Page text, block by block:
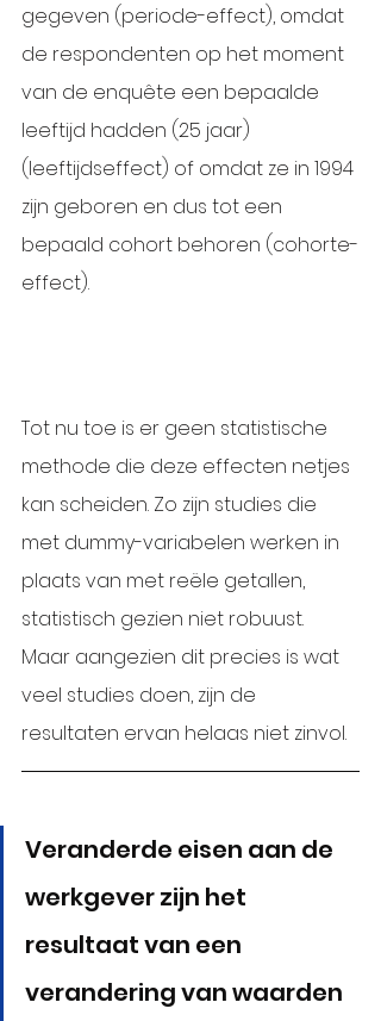
gegeven (periode-effect), omdat
de respondenten op het moment
van de enquête een bepaalde
leeftijd hadden (25 jaar)
(leeftijdseffect) of omdat ze in 1994
zijn geboren en dus tot een
bepaald cohort behoren (cohorte-
effect).
Tot nu toe is er geen statistische
methode die deze effecten netjes
kan scheiden. Zo zijn studies die
met dummy-variabelen werken in
plaats van met reële getallen,
statistisch gezien niet robuust.
Maar aangezien dit precies is wat
veel studies doen, zijn de
resultaten ervan helaas niet zinvol.
Veranderde eisen aan de
werkgever zijn het
resultaat van een
verandering van waarden